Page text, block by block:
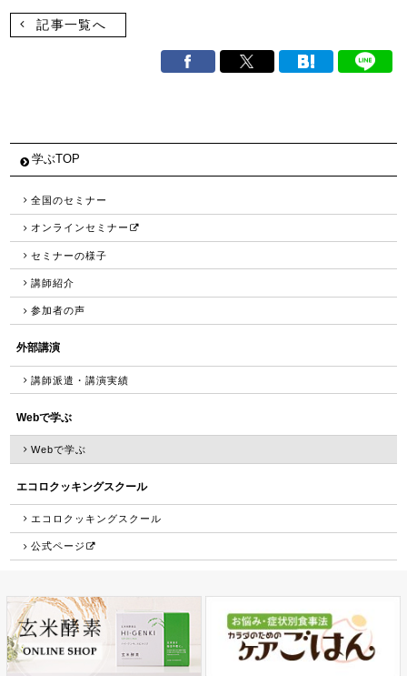
記事一覧へ
学ぶTOP
全国のセミナー
オンラインセミナー
セミナーの様子
講師紹介
参加者の声
外部講演
講師派遣・講演実績
Webで学ぶ
Webで学ぶ
エコロクッキングスクール
エコロクッキングスクール
公式ページ